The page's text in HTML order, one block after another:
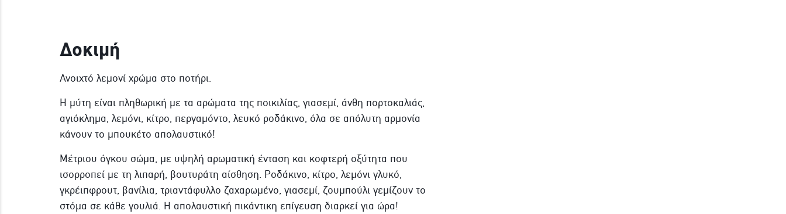
Δοκιμή
Ανοιχτό λεμονί χρώμα στο ποτήρι.
Η μύτη είναι πληθωρική με τα αρώματα της ποικιλίας, γιασεμί, άνθη πορτοκαλιάς,
αγιόκλημα, λεμόνι, κίτρο, περγαμόντο, λευκό ροδάκινο, όλα σε απόλυτη αρμονία
κάνουν το μπουκέτο απολαυστικό!
Μέτριου όγκου σώμα, με υψηλή αρωματική ένταση και κοφτερή οξύτητα που
ισορροπεί με τη λιπαρή, βουτυράτη αίσθηση. Ροδάκινο, κίτρο, λεμόνι γλυκό,
γκρέιπφρουτ, βανίλια, τριαντάφυλλο ζαχαρωμένο, γιασεμί, ζουμπούλι γεμίζουν το
στόμα σε κάθε γουλιά. Η απολαυστική πικάντικη επίγευση διαρκεί για ώρα!